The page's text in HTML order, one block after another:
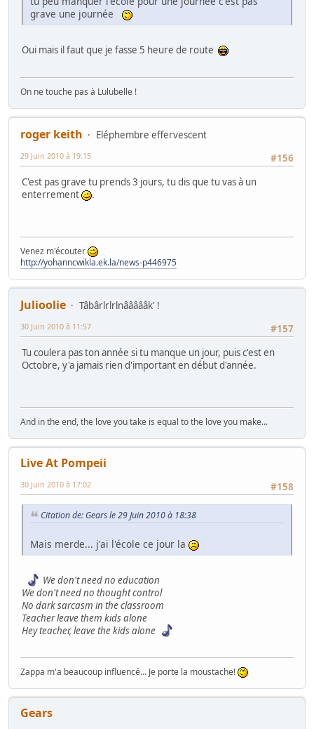
grave une journée
Oui mais il faut que je fasse 5 heure de route
On ne touche pas à Lulubelle !
roger keith
Eléphembre effervescent
#156
29 Juin 2010 à 19:15
C'est pas grave tu prends 3 jours, tu dis que tu vas à un
enterrement
.
Venez m'écouter
http://yohanncwikla.ek.la/news-p446975
Julioolie
Tâbârlrlrlnâââââk' !
#157
30 Juin 2010 à 11:57
Tu coulera pas ton année si tu manque un jour, puis c'est en
Octobre, y'a jamais rien d'important en début d'année.
And in the end, the love you take is equal to the love you make...
Live At Pompeii
#158
30 Juin 2010 à 17:02
Citation de: Gears le 29 Juin 2010 à 18:38
Mais merde... j'ai l'école ce jour la
We don't need no education
We don't need no thought control
No dark sarcasm in the classroom
Teacher leave them kids alone
Hey teacher, leave the kids alone
Zappa m'a beaucoup influencé... Je porte la moustache!
Gears